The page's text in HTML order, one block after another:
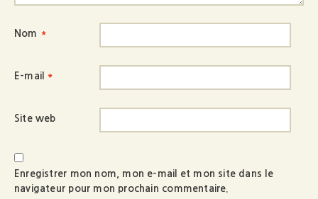
Nom *
E-mail *
Site web
Enregistrer mon nom, mon e-mail et mon site dans le
navigateur pour mon prochain commentaire.